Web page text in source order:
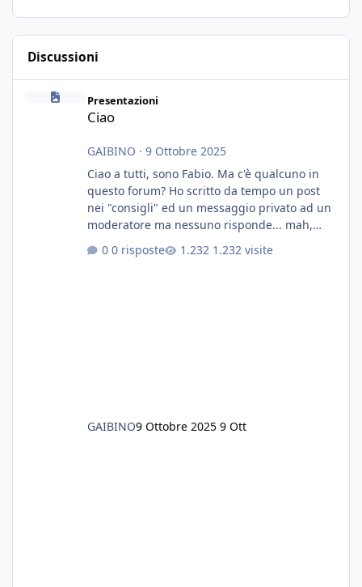
Discussioni
Presentazioni
Ciao
GAIBINO · 9 Ottobre 2025
Ciao a tutti, sono Fabio. Ma c'è qualcuno in
questo forum? Ho scritto da tempo un post
nei "consigli" ed un messaggio privato ad un
moderatore ma nessuno risponde... mah,
0 risposte 1.232 visite
GAIBINO9 Ottobre 2025 9 Ott